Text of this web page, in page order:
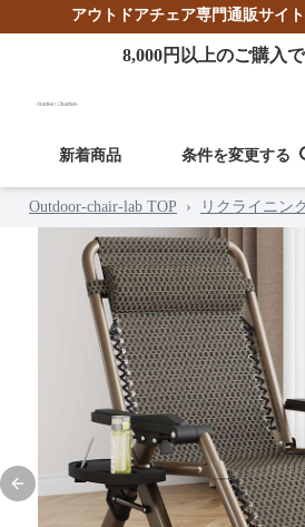
アウトドアチェア専門通販サイト
8,000円以上のご購入
新着商品 条件を変更する
Outdoor-chair-lab TOP › リクライニン
Previous slide